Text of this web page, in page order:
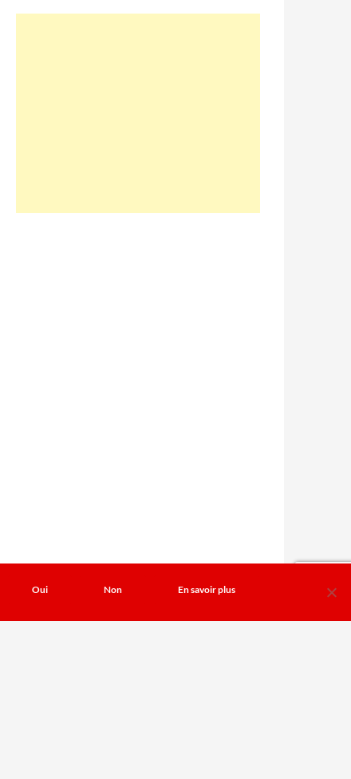
Oui Non En savoir plus